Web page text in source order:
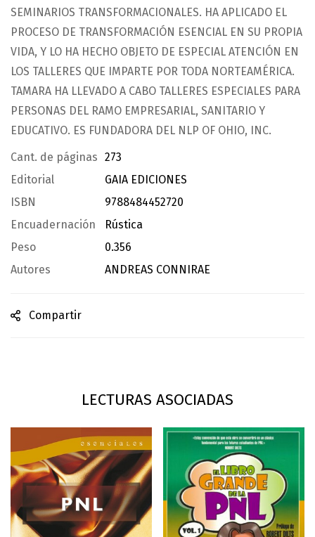
SEMINARIOS TRANSFORMACIONALES. HA APLICADO EL
PROCESO DE TRANSFORMACIÓN ESENCIAL EN SU PROPIA
VIDA, Y LO HA HECHO OBJETO DE ESPECIAL ATENCIÓN EN
LOS TALLERES QUE IMPARTE POR TODA NORTEAMÉRICA.
TAMARA HA LLEVADO A CABO TALLERES ESPECIALES PARA
PERSONAS DEL RAMO EMPRESARIAL, SANITARIO Y
EDUCATIVO. ES FUNDADORA DEL NLP OF OHIO, INC.
Cant. de páginas 273
Editorial
GAIA EDICIONES
ISBN
9788484452720
Encuadernación
Rústica
Peso
0.356
Autores
ANDREAS CONNIRAE
Compartir
LECTURAS ASOCIADAS